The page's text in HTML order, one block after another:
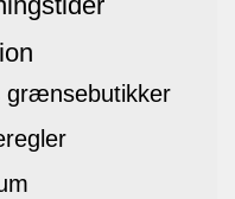
grænsebutikker